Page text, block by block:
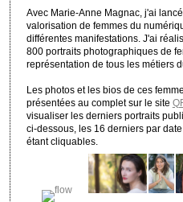
Avec Marie-Anne Magnac, j'ai lancé
valorisation de femmes du
différentes manifestations. J'ai
800 portraits photographiques de
représentation de tous les métiers
Les photos et les bios de ces
présentées au complet sur le site
visualiser les derniers portraits
ci-dessous, les 16 derniers par
étant cliquables.